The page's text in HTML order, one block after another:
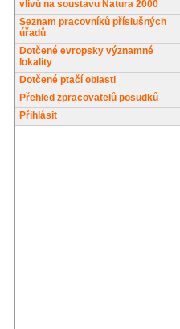
vlivů na soustavu Natura 2000
Seznam pracovníků příslušných
úřadů
Dotčené evropsky významné
lokality
Dotčené ptačí oblasti
Přehled zpracovatelů posudků
Přihlásit